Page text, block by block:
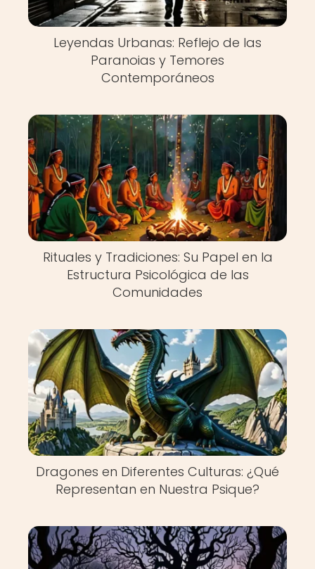
Leyendas Urbanas: Reflejo de las
Paranoias y Temores
Contemporáneos
Rituales y Tradiciones: Su Papel en la
Estructura Psicológica de las
Comunidades
Dragones en Diferentes Culturas: ¿Qué
Representan en Nuestra Psique?